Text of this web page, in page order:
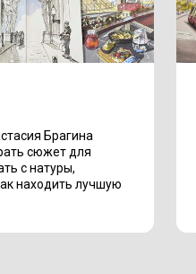
Брагина
сюжет для
с натуры,
находить лучшую